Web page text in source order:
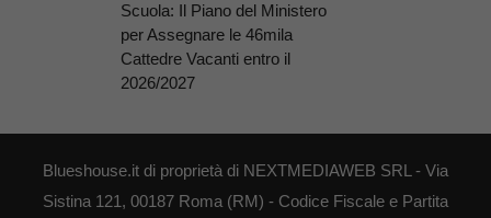
Scuola: Il Piano del Ministero
per Assegnare le 46mila
Cattedre Vacanti entro il
2026/2027
Blueshouse.it di proprietà di NEXTMEDIAWEB SRL - Via
Sistina 121, 00187 Roma (RM) - Codice Fiscale e Partita